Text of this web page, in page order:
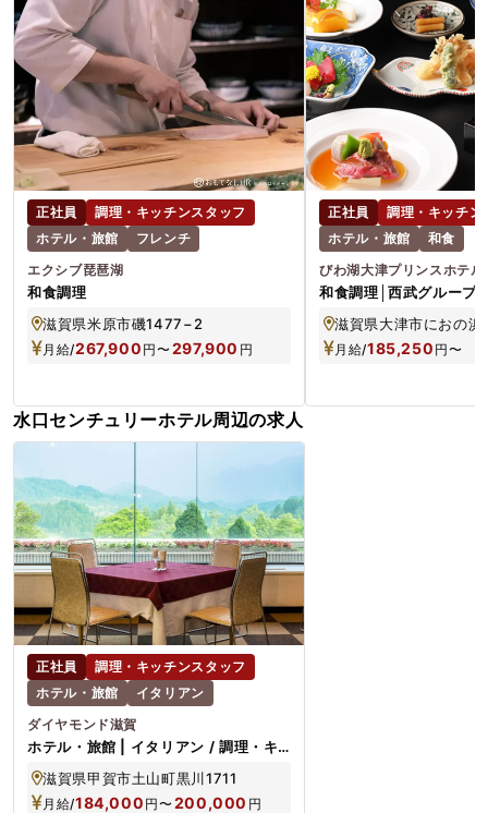
正社員
調理・キッチンスタッフ
ホテル・旅館
フレンチ
エクシブ琵琶湖
和食調理
滋賀県米原市磯1477−2
月給/267,900 円〜297,900 円
正社員
調理・キッチン
ホテル・旅館
和食
びわ湖大津プリンスホテル
和食調理│西武グループ
／賞与約4カ月分／年収
滋賀県大津市におの
月給/185,250 円〜
水口センチュリーホテル周辺の求人
正社員
調理・キッチンスタッフ
ホテル・旅館
イタリアン
ダイヤモンド滋賀
ホテル・旅館 | イタリアン / 調理・キ
ッチンスタッフ / 正社員
滋賀県甲賀市土山町黒川1711
月給/184,000 円〜200,000 円